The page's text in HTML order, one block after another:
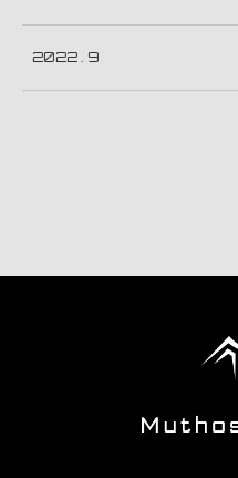
2022 . 9